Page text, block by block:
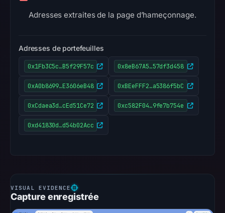
Adresses extraites de la page d’hameçonnage.
Adresses de portefeuilles
0x1Fb3C5c…B5f29F57c 0x8eB67A5…57df3d458
0xA0b8699…E3606eB48 0xBEeFFF2…a5386f5bC
0xCdaea3d…cEd51Ce72 0xc582F04…9fe7b754e
0xd41830d…d54b02Acc
Capture enregistrée